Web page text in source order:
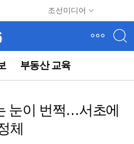
조선미디어
부동산 교육
눈이 번쩍…서초에
체